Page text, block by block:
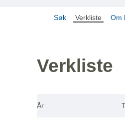
Søk Verkliste Om
Verkliste
År